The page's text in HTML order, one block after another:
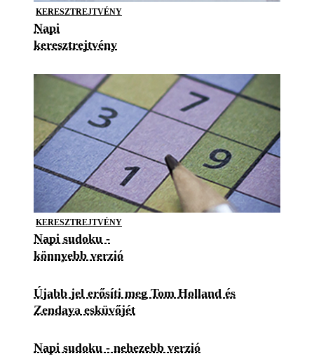
KERESZTREJTVÉNY
Napi
keresztrejtvény
KERESZTREJTVÉNY
Napi sudoku -
könnyebb verzió
Újabb jel erősíti meg Tom Holland és
Zendaya esküvőjét
Napi sudoku - nehezebb verzió